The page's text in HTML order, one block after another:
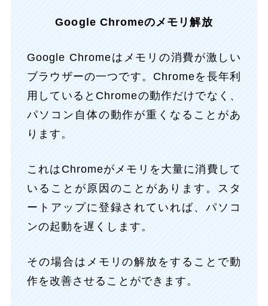
Google Chromeのメモリ解放
Google Chromeはメモリの消費が激しい
ブラウザーの一つです。Chromeを長年利
用しているとChromeの動作だけでなく、
パソコン自体の動作が重くなることがあ
ります。
これはChromeがメモリを大量に消費して
いることが原因のことがあります。スタ
ートアップに登録されていれば、パソコ
ンの起動を遅くします。
その場合はメモリの解放をすることで動
作を改善させることができます。